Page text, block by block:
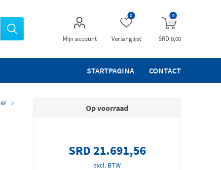
Mijn account Verlanglijst
0 0
SRD 0,00
STARTPAGINA CONTACT
Op voorraad
SRD 21.691,56
excl. BTW